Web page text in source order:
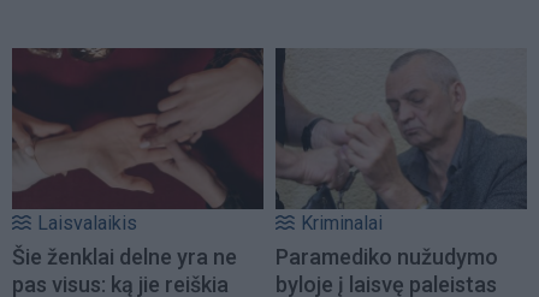
Laisvalaikis
Šie ženklai delne yra ne
pas visus: ką jie reiškia
Kriminalai
Paramediko nužudymo
byloje į laisvę paleistas